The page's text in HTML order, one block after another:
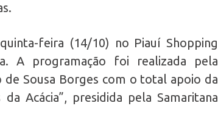
feira (14/10) no Piauí Shopping
A programação foi realizada pela
de Sousa Borges com o total apoio da
Acácia”, presidida pela Samaritana